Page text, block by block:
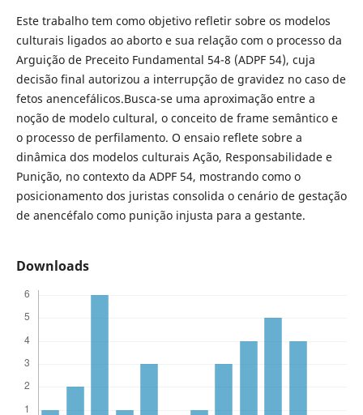
Este trabalho tem como objetivo refletir sobre os modelos
culturais ligados ao aborto e sua relação com o processo da
Arguição de Preceito Fundamental 54-8 (ADPF 54), cuja
decisão final autorizou a interrupção de gravidez no caso de
fetos anencefálicos.Busca-se uma aproximação entre a
noção de modelo cultural, o conceito de frame semântico e
o processo de perfilamento. O ensaio reflete sobre a
dinâmica dos modelos culturais Ação, Responsabilidade e
Punição, no contexto da ADPF 54, mostrando como o
posicionamento dos juristas consolida o cenário de gestação
de anencéfalo como punição injusta para a gestante.
Downloads